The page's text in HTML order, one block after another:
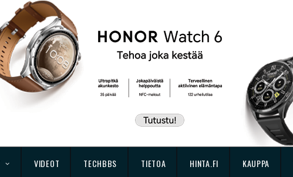
VIDEOT TECHBBS TIETOA HINTA.FI KAUPPA